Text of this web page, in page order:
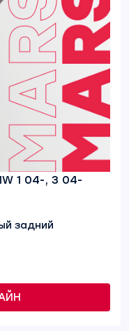
1 04-, 3 04-
задний